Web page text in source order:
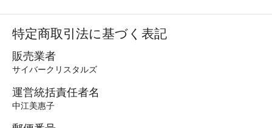
特定商取引法に基づく表記
販売業者
サイバークリスタルズ
運営統括責任者名
中江美惠子